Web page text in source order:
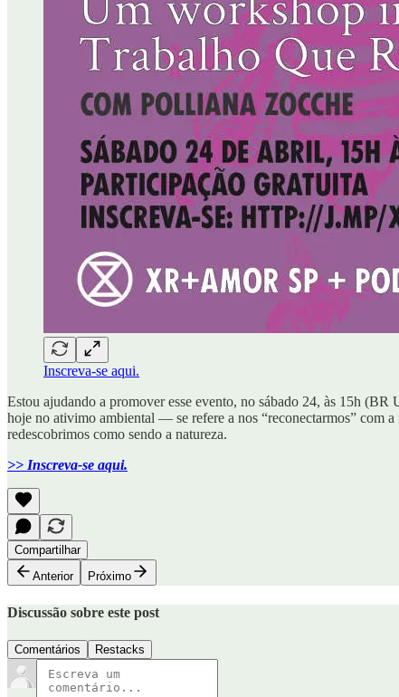
Inscreva-se aqui.
Estou ajudando a promover esse evento, no sábado 24, às 15h
hoje no ativimo ambiental — se refere a nos “reconectarmos” com
redescobrimos como sendo a natureza.
>> Inscreva-se aqui.
Compartilhar
Anterior
Próximo
Discussão sobre este post
Comentários Restacks